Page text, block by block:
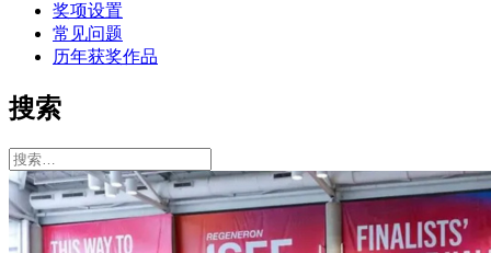
奖项设置
常见问题
历年获奖作品
搜索
搜
索：